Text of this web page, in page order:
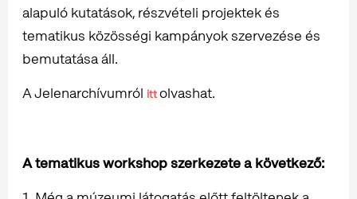
alapuló kutatások, részvételi projektek és
tematikus közösségi kampányok szervezése és
bemutatása áll.
A Jelenarchívumról ittolvashat.
A tematikus workshop szerkezete a következő: